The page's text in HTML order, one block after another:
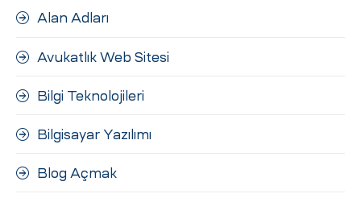
Alan Adları
Avukatlık Web Sitesi
Bilgi Teknolojileri
Bilgisayar Yazılımı
Blog Açmak